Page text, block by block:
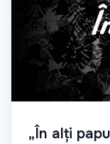
„În alți